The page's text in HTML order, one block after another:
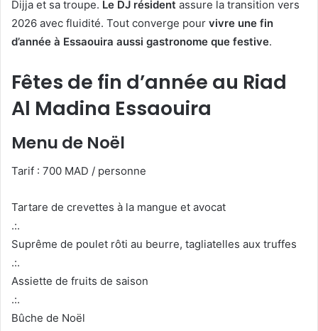
Dijja et sa troupe. Le DJ résident assure la transition vers
2026 avec fluidité. Tout converge pour vivre une fin
d’année à Essaouira aussi gastronome que festive.
Fêtes de fin d’année au Riad
Al Madina Essaouira
Menu de Noël
Tarif : 700 MAD / personne
Tartare de crevettes à la mangue et avocat
.:.
Suprême de poulet rôti au beurre, tagliatelles aux truffes
.:.
Assiette de fruits de saison
.:.
Bûche de Noël